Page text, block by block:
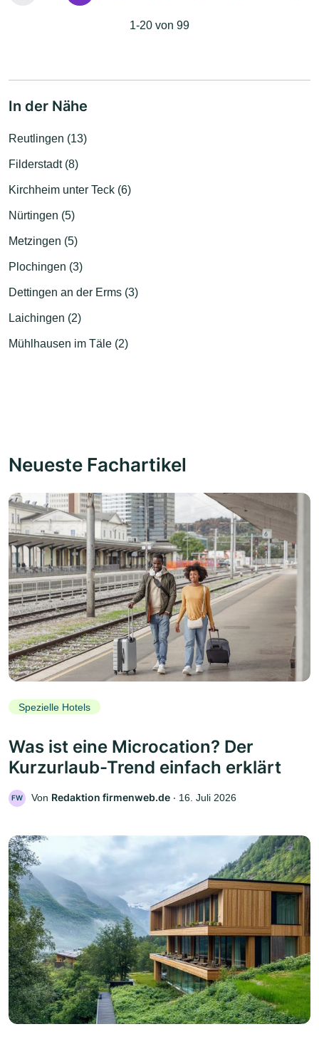
1-20 von 99
In der Nähe
Reutlingen (13)
Filderstadt (8)
Kirchheim unter Teck (6)
Nürtingen (5)
Metzingen (5)
Plochingen (3)
Dettingen an der Erms (3)
Laichingen (2)
Mühlhausen im Täle (2)
Neueste Fachartikel
Spezielle Hotels
Was ist eine Microcation? Der
Kurzurlaub-Trend einfach erklärt
FW Von Redaktion firmenweb.de ‧ 16. Juli 2026